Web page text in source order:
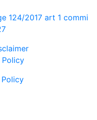
124/2017 art 1 commi
Policy